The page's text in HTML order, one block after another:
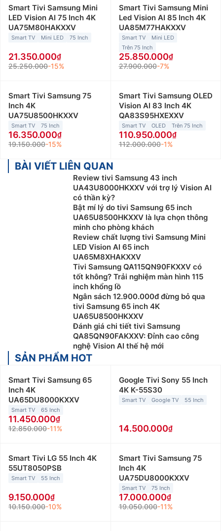
Smart Tivi Samsung Mini
LED Vision AI 75 Inch 4K
UA75M80HAKXXV
Smart TV Mini LED 75 Inch
21.350.000
25.250.000-15%
Smart Tivi Samsung Mini
Led Vision AI 85 Inch 4K
UA85M77HAKXXV
Smart TV
Mini LED
Trên 75 Inch
25.850.000
27.900.000-7%
Smart Tivi Samsung 75
Inch 4K
UA75U8500HKXXV
Smart TV 75 Inch
16.350.000
19.150.000-15%
Smart Tivi Samsung OLED
Vision AI 83 Inch 4K
QA83S95HXEXXV
Smart TV OLED Trên 75 Inch
110.950.000
112.000.000-1%
BÀI VIẾT LIÊN QUAN
Review tivi Samsung 43 inch
UA43U8000HKXXV với trợ lý Vision AI
có thần kỳ?
Bật mí lý do tivi Samsung 65 inch
UA65U8500HKXXV là lựa chọn thông
minh cho phòng khách
Review chất lượng tivi Samsung Mini
LED Vision AI 65 inch
UA65M8XHAKXXV
Tivi Samsung QA115QN90FKXXV có
tốt không? Trải nghiệm màn hình 115
inch khổng lồ
Ngân sách 12.900.000đ đừng bỏ qua
tivi Samsung 65 inch 4K
UA65U8500HKXXV
Đánh giá chi tiết tivi Samsung
QA85QN90FAKXXV: Đỉnh cao công
nghệ Vision AI thế hệ mới
SẢN PHẨM HOT
Smart Tivi Samsung 65
Inch 4K
UA65DU8000KXXV
Smart TV 65 Inch
11.450.000
12.850.000-11%
Google Tivi Sony 55 Inch
4K K-55S30
Smart TV Google TV 55 Inch
14.500.000
Smart Tivi LG 55 Inch 4K
55UT8050PSB
Smart TV 55 Inch
9.150.000
10.150.000-10%
Smart Tivi Samsung 75
Inch 4K
UA75DU8000KXXV
Smart TV 75 Inch
17.000.000
19.050.000-11%